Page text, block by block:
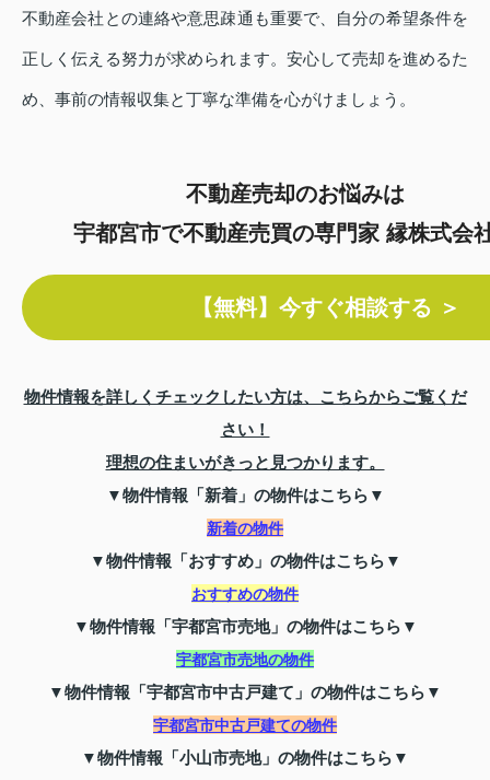
不動産会社との連絡や意思疎通も重要で、自分の希望条件を
正しく伝える努力が求められます。安心して売却を進めるた
め、事前の情報収集と丁寧な準備を心がけましょう。
不動産売却のお悩みは
宇都宮市で不動産売買の専門家 縁株式会
【無料】今すぐ相談する ＞
物件情報を詳しくチェックしたい方は、こちらからご覧くだ
さい！
理想の住まいがきっと見つかります。
▼物件情報「新着」の物件はこちら▼
新着の物件
▼物件情報「おすすめ」の物件はこちら▼
おすすめの物件
▼物件情報「宇都宮市売地」の物件はこちら▼
宇都宮市売地の物件
▼物件情報「宇都宮市中古戸建て」の物件はこちら▼
宇都宮市中古戸建ての物件
▼物件情報「小山市売地」の物件はこちら▼